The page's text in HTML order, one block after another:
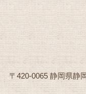
〒420-0065 静岡県静